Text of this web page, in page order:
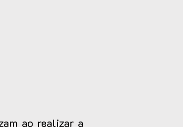
ao realizar a